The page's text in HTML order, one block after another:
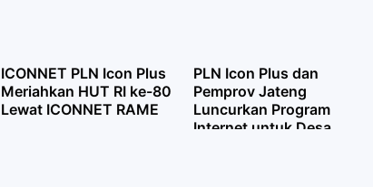
ICONNET PLN Icon Plus
Meriahkan HUT RI ke-80
Lewat ICONNET RAME
PLN Icon Plus dan
Pemprov Jateng
Luncurkan Program
Internet untuk Desa